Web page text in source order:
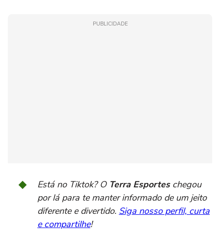
PUBLICIDADE
Está no Tiktok? O Terra Esporteschegou
por lá para te manter informado de um jeito
diferente e divertido. Siga nosso perfil, curta
e compartilhe!